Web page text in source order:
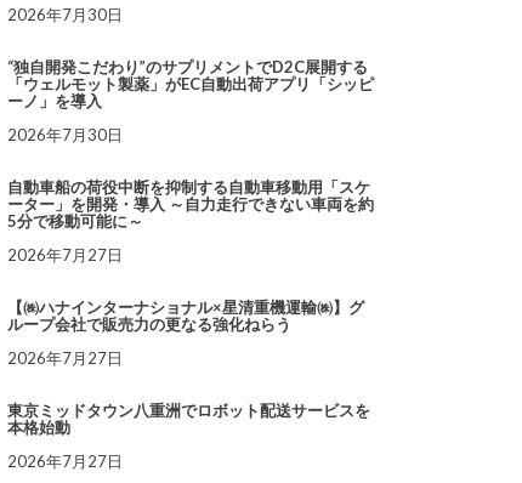
2026年7月30日
“独自開発こだわり”のサプリメントでD2C展開する
「ウェルモット製薬」がEC自動出荷アプリ「シッピ
ーノ」を導入
2026年7月30日
自動車船の荷役中断を抑制する自動車移動用「スケ
ーター」を開発・導入 ～自力走行できない車両を約
5分で移動可能に～
2026年7月27日
【㈱ハナインターナショナル×星清重機運輸㈱】グ
ループ会社で販売力の更なる強化ねらう
2026年7月27日
東京ミッドタウン八重洲でロボット配送サービスを
本格始動
2026年7月27日